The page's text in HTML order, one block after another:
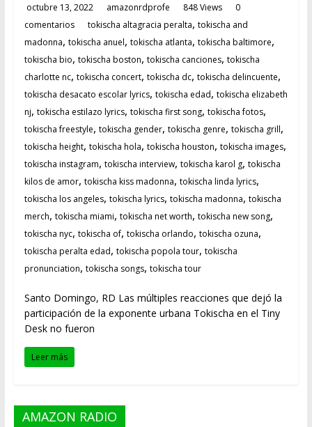
octubre 13, 2022 amazonrdprofe 848 Views
0
comentarios
tokischa altagracia peralta, tokischa and
madonna, tokischa anuel, tokischa atlanta, tokischa baltimore,
tokischa bio, tokischa boston, tokischa canciones, tokischa
charlotte nc, tokischa concert, tokischa dc, tokischa delincuente,
tokischa desacato escolar lyrics, tokischa edad, tokischa elizabeth
nj, tokischa estilazo lyrics, tokischa first song, tokischa fotos,
tokischa freestyle, tokischa gender, tokischa genre, tokischa grill,
tokischa height, tokischa hola, tokischa houston, tokischa images,
tokischa instagram, tokischa interview, tokischa karol g, tokischa
kilos de amor, tokischa kiss madonna, tokischa linda lyrics,
tokischa los angeles, tokischa lyrics, tokischa madonna, tokischa
merch, tokischa miami, tokischa net worth, tokischa new song,
tokischa nyc, tokischa of, tokischa orlando, tokischa ozuna,
tokischa peralta edad, tokischa popola tour, tokischa
pronunciation, tokischa songs, tokischa tour
Santo Domingo, RD Las múltiples reacciones que dejó la
participación de la exponente urbana Tokischa en el Tiny
Desk no fueron
Leer más
AMAZON RADIO